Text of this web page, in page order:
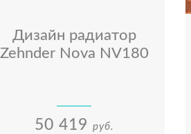
Дизайн радиатор
Zehnder Nova NV180
50 419 руб.